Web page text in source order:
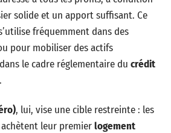
solide et un apport suffisant. Ce
fréquemment dans des
pour mobiliser des actifs
le cadre réglementaire du crédit
, lui, vise une cible restreinte : les
leur premierlogement